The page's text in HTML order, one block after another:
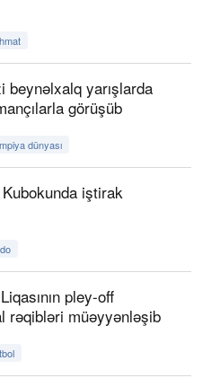
beynəlxalq yarışlarda
görüşüb
dünyası
Kubokunda iştirak
pley-off
rəqibləri müəyyənləşib